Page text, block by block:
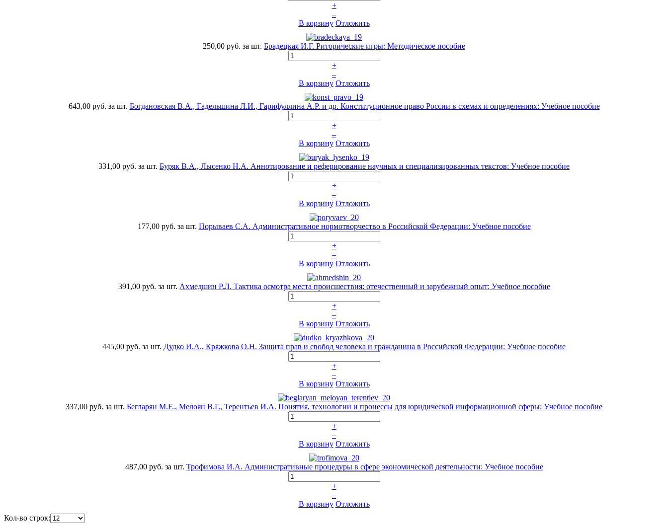
+
–
В корзину Отложить
250,00 руб. за шт. Брадецкая И.Г. Риторические игры: Методическое пособие
+
–
В корзину Отложить
643,00 руб. за шт. Богдановская В.А., Гадельшина Л.И., Гарифуллина А.Р. и др. Конституционное право России в схемах и определениях: Учебное пособие
+
–
В корзину Отложить
331,00 руб. за шт. Буряк В.А., Лысенко Н.А. Аннотирование и реферирование научных и специализированных текстов: Учебное пособие
+
–
В корзину Отложить
177,00 руб. за шт. Порываев С.А. Административное нормотворчество в Российской Федерации: Учебное пособие
+
–
В корзину Отложить
391,00 руб. за шт. Ахмедшин Р.Л. Тактика осмотра места происшествия: отечественный и зарубежный опыт: Учебное пособие
+
–
В корзину Отложить
445,00 руб. за шт. Дудко И.А., Кряжкова О.Н. Защита прав и свобод человека и гражданина в Российской Федерации: Учебное пособие
+
–
В корзину Отложить
337,00 руб. за шт. Бегларян М.Е., Мелоян В.Г., Терентьев И.А. Понятия, технологии и процессы для юридической информационной сферы: Учебное пособие
+
–
В корзину Отложить
487,00 руб. за шт. Трофимова И.А. Административные процедуры в сфере экономической деятельности: Учебное пособие
+
–
В корзину Отложить
Кол-во строк: